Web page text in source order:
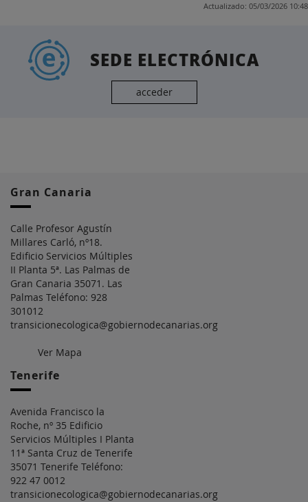
Actualizado: 05/03/2026 10:48
SEDE ELECTRÓNICA
acceder
Gran Canaria
Calle Profesor Agustín
Millares Carló, nº18.
Edificio Servicios Múltiples
II Planta 5ª. Las Palmas de
Gran Canaria 35071. Las
Palmas Teléfono: 928
301012
transicionecologica@gobiernodecanarias.org
Ver Mapa
Tenerife
Avenida Francisco la
Roche, nº 35 Edificio
Servicios Múltiples I Planta
11ª Santa Cruz de Tenerife
35071 Tenerife Teléfono:
922 47 0012
transicionecologica@gobiernodecanarias.org